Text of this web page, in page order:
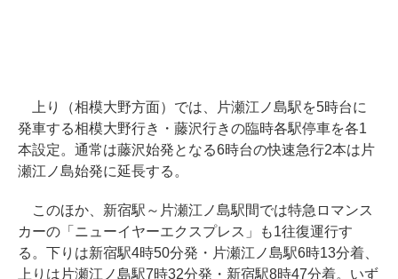
上り（相模大野方面）では、片瀬江ノ島駅を5時台に
発車する相模大野行き・藤沢行きの臨時各駅停車を各1
本設定。通常は藤沢始発となる6時台の快速急行2本は片
瀬江ノ島始発に延長する。
このほか、新宿駅～片瀬江ノ島駅間では特急ロマンス
カーの「ニューイヤーエクスプレス」も1往復運行す
る。下りは新宿駅4時50分発・片瀬江ノ島駅6時13分着、
上りは片瀬江ノ島駅7時32分発・新宿駅8時47分着。いず